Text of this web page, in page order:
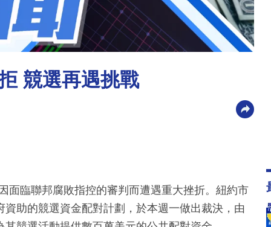
競選再遇挑戰
面臨聯邦腐敗指控的審判而遭遇重大挫折。紐約市
助的競選資金配對計劃，於本週一做出裁決，由